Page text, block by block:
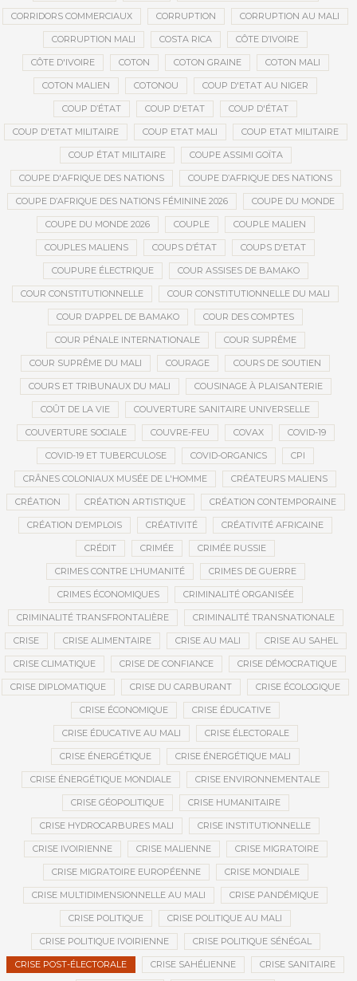
CORRIDORS COMMERCIAUX CORRUPTION CORRUPTION AU MALI
CORRUPTION MALI COSTA RICA CÔTE D’IVOIRE
CÔTE D'IVOIRE COTON COTON GRAINE COTON MALI
COTON MALIEN COTONOU COUP D'ETAT AU NIGER
COUP D’ÉTAT COUP D'ETAT COUP D'ÉTAT
COUP D'ETAT MILITAIRE COUP ETAT MALI COUP ETAT MILITAIRE
COUP ÉTAT MILITAIRE COUPE ASSIMI GOÏTA
COUPE D'AFRIQUE DES NATIONS COUPE D’AFRIQUE DES NATIONS
COUPE D’AFRIQUE DES NATIONS FÉMININE 2026 COUPE DU MONDE
COUPE DU MONDE 2026 COUPLE COUPLE MALIEN
COUPLES MALIENS COUPS D’ÉTAT COUPS D'ETAT
COUPURE ÉLECTRIQUE COUR ASSISES DE BAMAKO
COUR CONSTITUTIONNELLE COUR CONSTITUTIONNELLE DU MALI
COUR D’APPEL DE BAMAKO COUR DES COMPTES
COUR PÉNALE INTERNATIONALE COUR SUPRÊME
COUR SUPRÊME DU MALI COURAGE COURS DE SOUTIEN
COURS ET TRIBUNAUX DU MALI COUSINAGE À PLAISANTERIE
COÛT DE LA VIE COUVERTURE SANITAIRE UNIVERSELLE
COUVERTURE SOCIALE COUVRE-FEU COVAX COVID-19
COVID-19 ET TUBERCULOSE COVID-ORGANICS CPI
CRÂNES COLONIAUX MUSÉE DE L'HOMME CRÉATEURS MALIENS
CRÉATION CRÉATION ARTISTIQUE CRÉATION CONTEMPORAINE
CRÉATION D’EMPLOIS CRÉATIVITÉ CRÉATIVITÉ AFRICAINE
CRÉDIT CRIMÉE CRIMÉE RUSSIE
CRIMES CONTRE L’HUMANITÉ CRIMES DE GUERRE
CRIMES ÉCONOMIQUES CRIMINALITÉ ORGANISÉE
CRIMINALITÉ TRANSFRONTALIÈRE CRIMINALITÉ TRANSNATIONALE
CRISE CRISE ALIMENTAIRE CRISE AU MALI CRISE AU SAHEL
CRISE CLIMATIQUE CRISE DE CONFIANCE CRISE DÉMOCRATIQUE
CRISE DIPLOMATIQUE CRISE DU CARBURANT CRISE ÉCOLOGIQUE
CRISE ÉCONOMIQUE CRISE ÉDUCATIVE
CRISE ÉDUCATIVE AU MALI CRISE ÉLECTORALE
CRISE ÉNERGÉTIQUE CRISE ÉNERGÉTIQUE MALI
CRISE ÉNERGÉTIQUE MONDIALE CRISE ENVIRONNEMENTALE
CRISE GÉOPOLITIQUE CRISE HUMANITAIRE
CRISE HYDROCARBURES MALI CRISE INSTITUTIONNELLE
CRISE IVOIRIENNE CRISE MALIENNE CRISE MIGRATOIRE
CRISE MIGRATOIRE EUROPÉENNE CRISE MONDIALE
CRISE MULTIDIMENSIONNELLE AU MALI CRISE PANDÉMIQUE
CRISE POLITIQUE CRISE POLITIQUE AU MALI
CRISE POLITIQUE IVOIRIENNE CRISE POLITIQUE SÉNÉGAL
CRISE POST-ÉLECTORALE CRISE SAHÉLIENNE CRISE SANITAIRE